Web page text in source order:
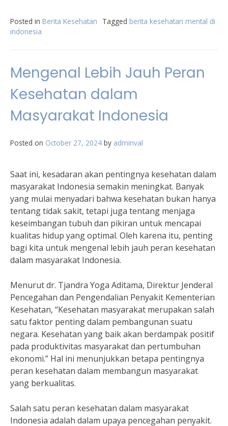
Posted in Berita Kesehatan Tagged berita kesehatan mental di
indonesia
Mengenal Lebih Jauh Peran
Kesehatan dalam
Masyarakat Indonesia
Posted on October 27, 2024 by adminval
Saat ini, kesadaran akan pentingnya kesehatan dalam
masyarakat Indonesia semakin meningkat. Banyak
yang mulai menyadari bahwa kesehatan bukan hanya
tentang tidak sakit, tetapi juga tentang menjaga
keseimbangan tubuh dan pikiran untuk mencapai
kualitas hidup yang optimal. Oleh karena itu, penting
bagi kita untuk mengenal lebih jauh peran kesehatan
dalam masyarakat Indonesia.
Menurut dr. Tjandra Yoga Aditama, Direktur Jenderal
Pencegahan dan Pengendalian Penyakit Kementerian
Kesehatan, “Kesehatan masyarakat merupakan salah
satu faktor penting dalam pembangunan suatu
negara. Kesehatan yang baik akan berdampak positif
pada produktivitas masyarakat dan pertumbuhan
ekonomi.” Hal ini menunjukkan betapa pentingnya
peran kesehatan dalam membangun masyarakat
yang berkualitas.
Salah satu peran kesehatan dalam masyarakat
Indonesia adalah dalam upaya pencegahan penyakit.